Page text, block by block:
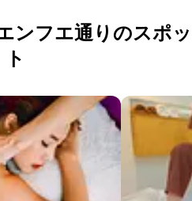
ンフエ通りのスポッ
ト